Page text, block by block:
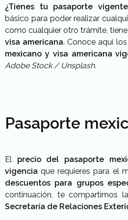
¿Tienes tu pasaporte
básico para poder realizar
como cualquier otro trámite,
visa americana. Conoce aquí los
mexicano y visa americana
Adobe Stock / Unsplash.
Pasaporte
El precio del pasaporte
vigencia que requieres para el
descuentos para grupos
continuación, te compartimos
Secretaría de Relaciones